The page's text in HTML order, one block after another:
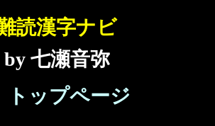
読漢字ナビ
by 七瀬音弥
ップページ